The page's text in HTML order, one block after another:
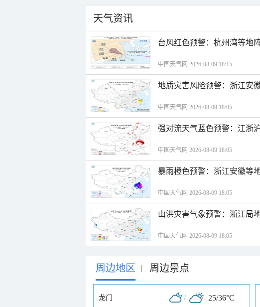
天气资讯
台风红色预警：杭州湾等地
中国天气网 2026-08-09 18:15
地质灾害风险预警：浙江安
中国天气网 2026-08-09 18:05
强对流天气蓝色预警：江浙
中国天气网 2026-08-09 18:05
暴雨橙色预警：浙江安徽等
中国天气网 2026-08-09 18:05
山洪灾害气象预警：浙江局
中国天气网 2026-08-09 18:05
周边地区 | 周边景点
龙门 / 25/36°C